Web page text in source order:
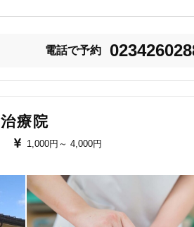
駅近
電話で予約
療院
1,000円～ 4,000円